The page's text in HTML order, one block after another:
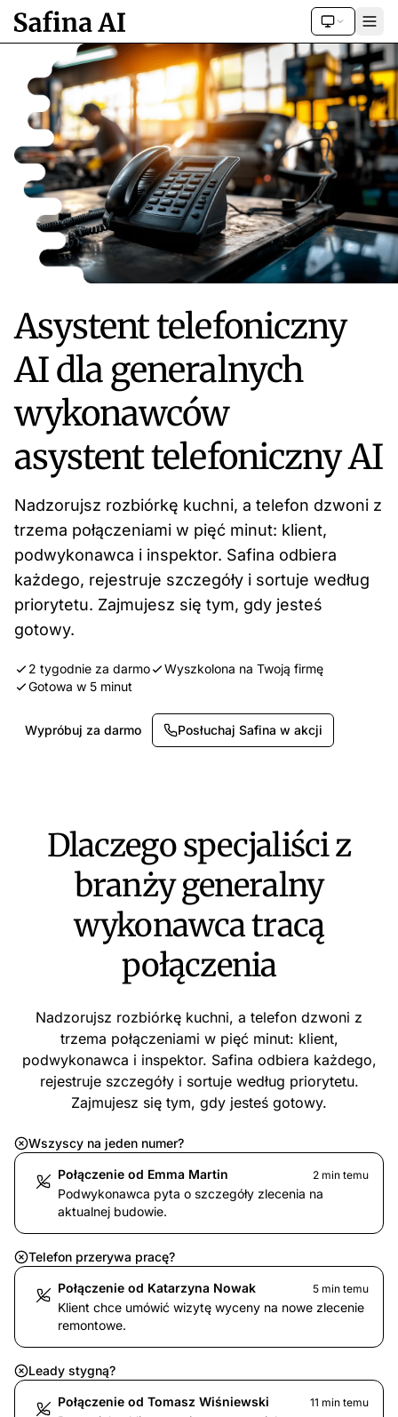
Asystent telefoniczny
AI dla generalnych
wykonawców
asystent telefoniczny AI
Nadzorujsz rozbiórkę kuchni, a telefon dzwoni z
trzema połączeniami w pięć minut: klient,
podwykonawca i inspektor. Safina odbiera
każdego, rejestruje szczegóły i sortuje według
priorytetu. Zajmujesz się tym, gdy jesteś
gotowy.
2 tygodnie za darmo
Wyszkolona na Twoją firmę
Gotowa w 5 minut
Wypróbuj za darmo Posłuchaj Safina w akcji
Dlaczego specjaliści z
branży generalny
wykonawca tracą
połączenia
Nadzorujsz rozbiórkę kuchni, a telefon dzwoni z
trzema połączeniami w pięć minut: klient,
podwykonawca i inspektor. Safina odbiera każdego,
rejestruje szczegóły i sortuje według priorytetu.
Zajmujesz się tym, gdy jesteś gotowy.
Wszyscy na jeden numer?
Połączenie od Emma Martin 2 min temu
Podwykonawca pyta o szczegóły zlecenia na
aktualnej budowie.
Telefon przerywa pracę?
Połączenie od Katarzyna Nowak 5 min temu
Klient chce umówić wizytę wyceny na nowe zlecenie
remontowe.
Leady stygną?
Połączenie od Tomasz Wiśniewski 11 min temu